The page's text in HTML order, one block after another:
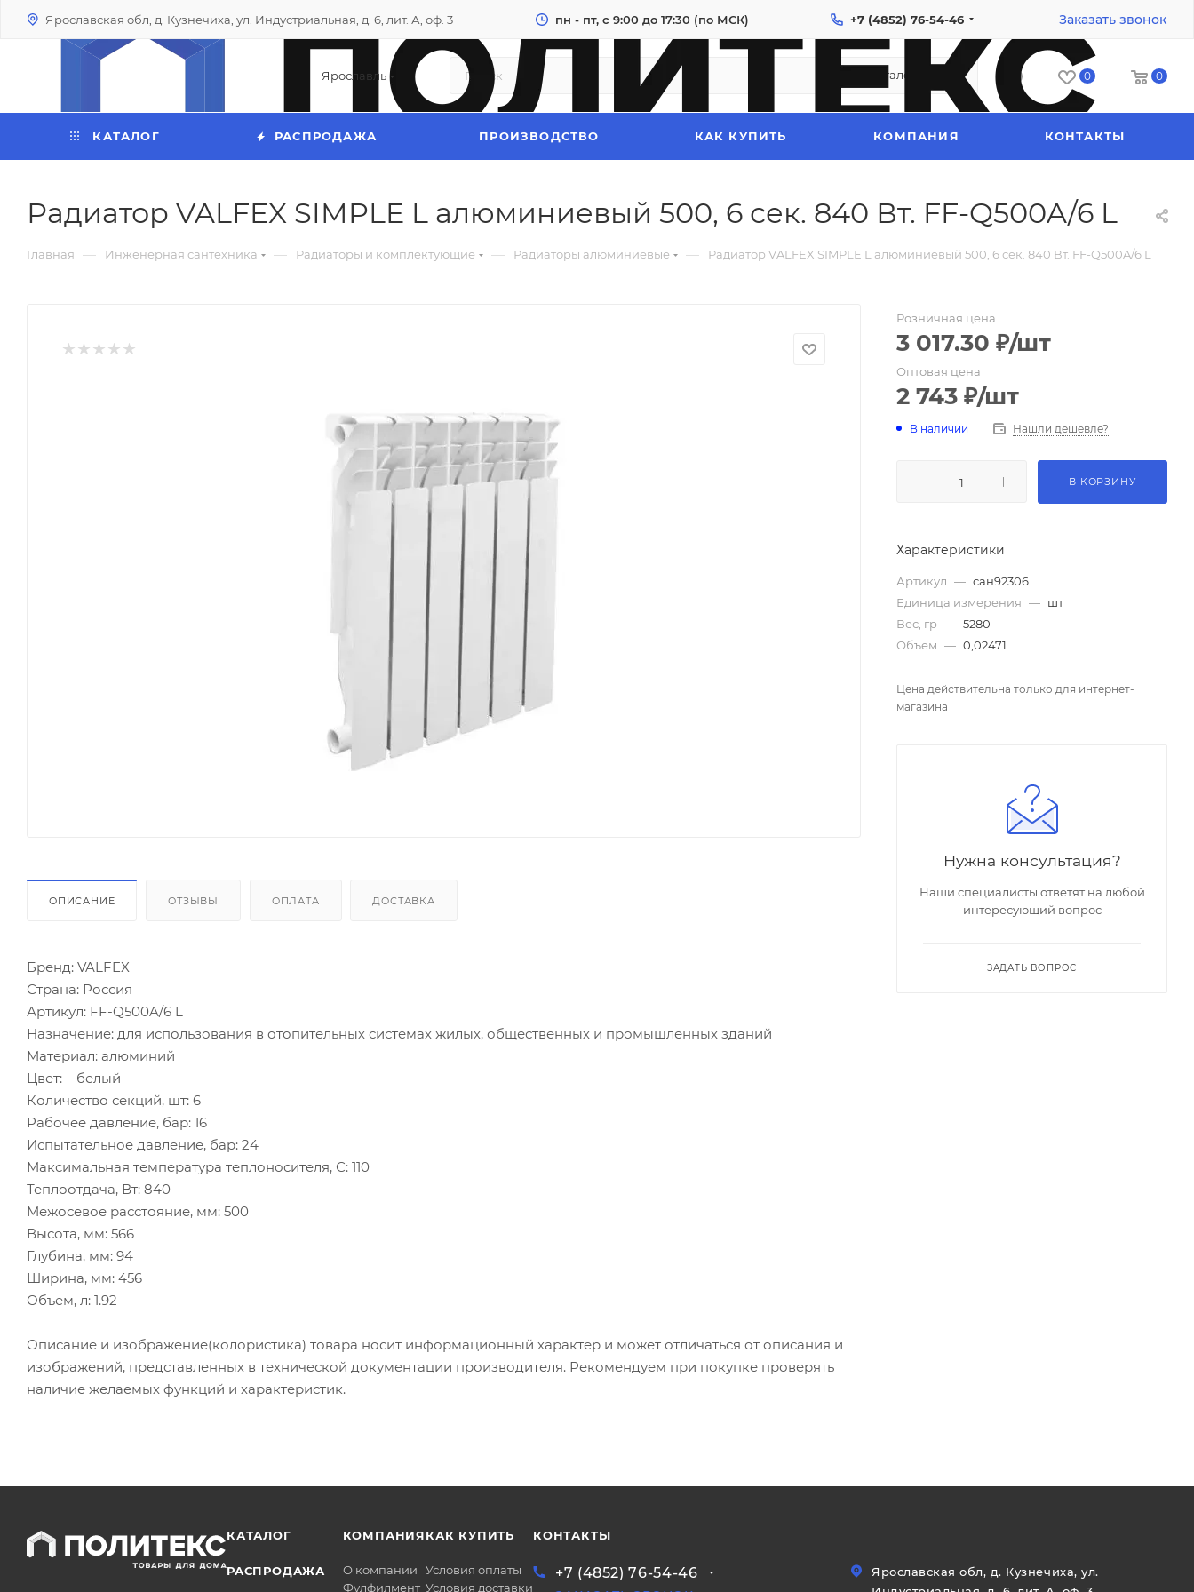
Ярославская обл, д. Кузнечиха, ул. Индустриальная, д. 6, лит. А, оф. 3 пн - пт, с 9:00 до 17:30 (по МСК) +7 (4852) 76-54-46 Заказать звонок
Ярославль Каталог 0 0
КАТАЛОГ РАСПРОДАЖА ПРОИЗВОДСТВО КАК КУПИТЬ КОМПАНИЯ КОНТАКТЫ
Радиатор VALFEX SIMPLE L алюминиевый 500, 6 сек. 840 Вт. FF-Q500A/6 L
Главная — Инженерная сантехника — Радиаторы и комплектующие — Радиаторы алюминиевые — Радиатор VALFEX SIMPLE L алюминиевый 500, 6 сек. 840 Вт. FF-Q500A/6 L
ОПИСАНИЕ ОТЗЫВЫ ОПЛАТА ДОСТАВКА
Бренд: VALFEX
Страна: Россия
Артикул: FF-Q500A/6 L
Назначение: для использования в отопительных системах жилых, общественных и промышленных зданий
Материал: алюминий
Цвет: белый
Количество секций, шт: 6
Рабочее давление, бар: 16
Испытательное давление, бар: 24
Максимальная температура теплоносителя, С: 110
Теплоотдача, Вт: 840
Межосевое расстояние, мм: 500
Высота, мм: 566
Глубина, мм: 94
Ширина, мм: 456
Объем, л: 1.92
Описание и изображение(колористика) товара носит информационный характер и может отличаться от описания и
изображений, представленных в технической документации производителя. Рекомендуем при покупке проверять
наличие желаемых функций и характеристик.
Розничная цена
3 017.30 ₽/шт
Оптовая цена
2 743 ₽/шт
В наличии Нашли дешевле?
В КОРЗИНУ
Характеристики
Артикул — сан92306
Единица измерения — шт
Вес, гр — 5280
Объем — 0,02471
Цена действительна только для интернет-
магазина
Нужна консультация?
Наши специалисты ответят на любой
интересующий вопрос
ЗАДАТЬ ВОПРОС
КАТАЛОГ
РАСПРОДАЖА
КОМПАНИЯ
О компании
Фулфилмент
КАК КУПИТЬ
Условия оплаты
Условия доставки
КОНТАКТЫ
+7 (4852) 76-54-46
Ярославская обл, д. Кузнечиха, ул.